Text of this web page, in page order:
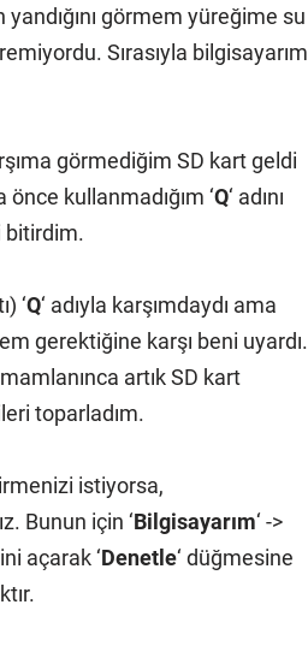
görmem yüreğime su
Sırasıyla bilgisayarım
görmediğim SD kart geldi
önce kullanmadığım ‘Q‘ adını
bitirdim.
‘Q‘ adıyla karşımdaydı ama
gerektiğine karşı beni uyardı.
artık SD kart
toparladım.
istiyorsa,
Bunun için ‘Bilgisayarım‘ ->
açarak ‘Denetle‘ düğmesine